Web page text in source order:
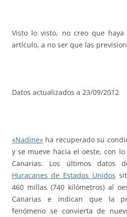
Visto lo visto, no creo que haya
artículo, a no ser que las
Datos actualizados a 23/09/2012
«Nadine» ha recuperado su
y se mueve hacia el oeste, con
Canarias. Los últimos datos
Huracanes de Estados Unidos
460 millas (740 kilómetros) al
Canarias e indican que la
fenómeno se convierta de